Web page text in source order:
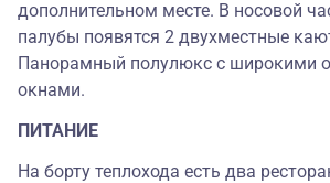
дополнительном месте. В носовой
палубы появятся 2 двухместные
Панорамный полулюкс c широкими
окнами.
ПИТАНИЕ
На борту теплохода есть два